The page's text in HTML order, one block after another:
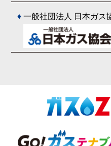
♦一般社団法人 日本ガス